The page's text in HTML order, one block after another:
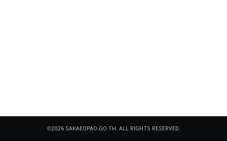
©2026 SAKAEOPAO.GO.TH. ALL RIGHTS RESERVED.